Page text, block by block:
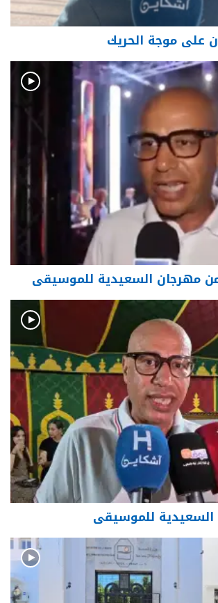
على موجة الحريك
من مهرجان السعيدية للموسيقى
السعيدية للموسيقى